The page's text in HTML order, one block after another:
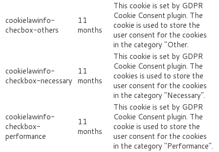
cookielawinfo-
checbox-others
11
months
This cookie is set by GDPR
Cookie Consent plugin. The
cookie is used to store the
user consent for the cookies
in the category "Other.
cookielawinfo-
checkbox-necessary
11
months
This cookie is set by GDPR
Cookie Consent plugin. The
cookies is used to store the
user consent for the cookies
in the category "Necessary".
cookielawinfo-
checkbox-
performance
11
months
This cookie is set by GDPR
Cookie Consent plugin. The
cookie is used to store the
user consent for the cookies
in the category "Performance".